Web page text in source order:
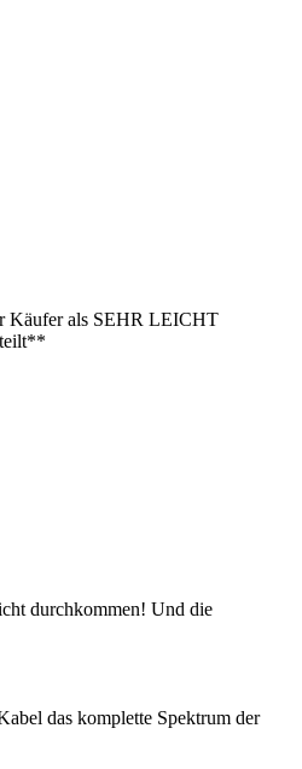
durchkommen! Und die
das komplette Spektrum der